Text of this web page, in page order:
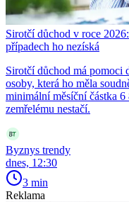
Sirotčí důchod v roce
případech ho nezíská
Sirotčí důchod má pomoci
osoby, která ho měla
minimální měsíční částka
zemřelému nestačí.
Byznys trendy
dnes, 12:30
3 min
Reklama